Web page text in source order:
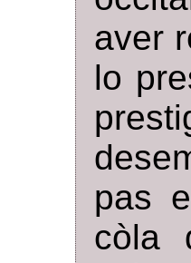
aver
lo
pas
còla